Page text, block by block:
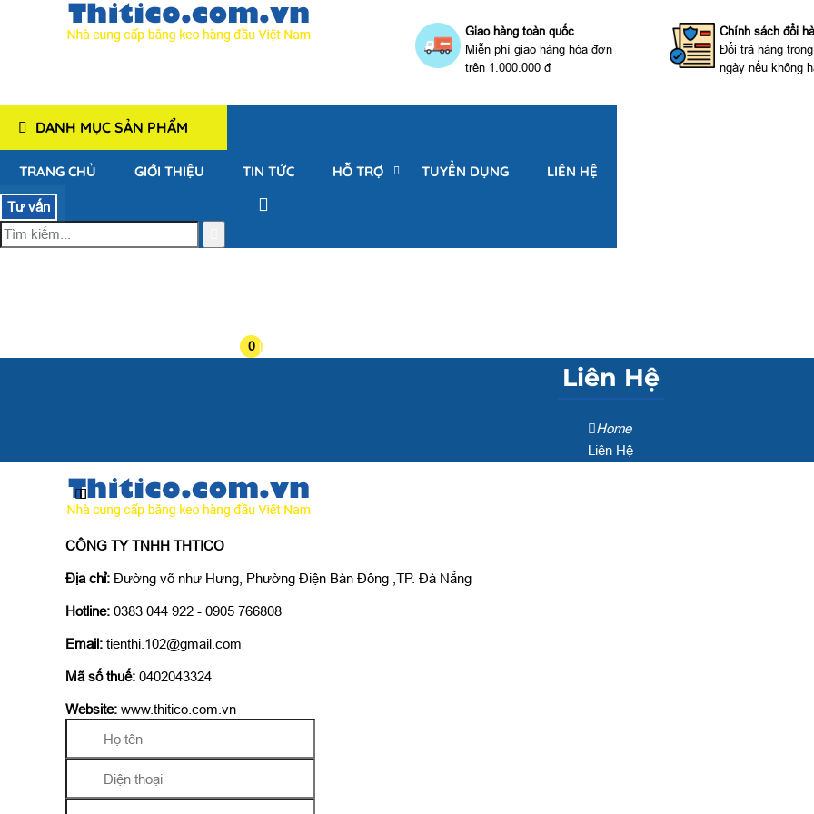
Giao hàng toàn quốc
Miễn phí giao hàng hóa đơn
trên 1.000.000 đ
Chính sách đổi
Đổi trả hàng
ngày nếu không
DANH MỤC SẢN PHẨM
TRANG CHỦ GIỚI THIỆU TIN TỨC HỖ TRỢ TUYỂN DỤNG LIÊN HỆ
0
Tư vấn
Liên Hệ
Home
Liên Hệ
CÔNG TY TNHH THTICO
Địa chỉ: Đường võ như Hưng, Phường Điện Bàn Đông ,TP. Đà Nẵng
Hotline: 0383 044 922 - 0905 766808
Email: tienthi.102@gmail.com
Mã số thuế: 0402043324
Website: www.thitico.com.vn